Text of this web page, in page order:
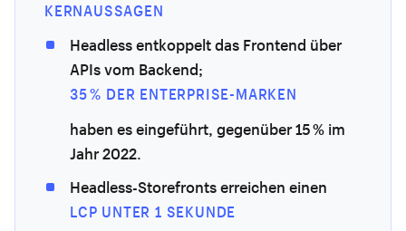
KERNAUSSAGEN
Headless entkoppelt das Frontend über
APIs vom Backend;
35 % DER ENTERPRISE-MARKEN
haben es eingeführt, gegenüber 15 % im
Jahr 2022.
Headless-Storefronts erreichen einen
LCP UNTER 1 SEKUNDE